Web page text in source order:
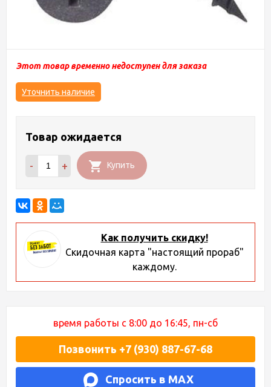
Этот товар временно недоступен для заказа
Уточнить наличие
Товар ожидается
- + Купить
Как получить скидку!
Скидочная карта "настоящий прораб"
каждому.
время работы с 8:00 до 16:45, пн-сб
Позвонить +7 (930) 887-67-68
Спросить в MAX